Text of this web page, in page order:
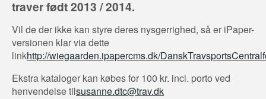
traver født 2013 / 2014.
Vil de der ikke kan styre deres nysgerrighed, så er iPaper-
versionen klar via dette
linkhttp://wiegaarden.ipapercms.dk/
Ekstra kataloger kan købes for 100 kr. incl. porto ved
henvendelse tilsusanne.dtc@trav.dk